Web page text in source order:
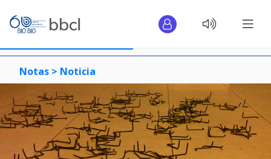
Notas > Noticia